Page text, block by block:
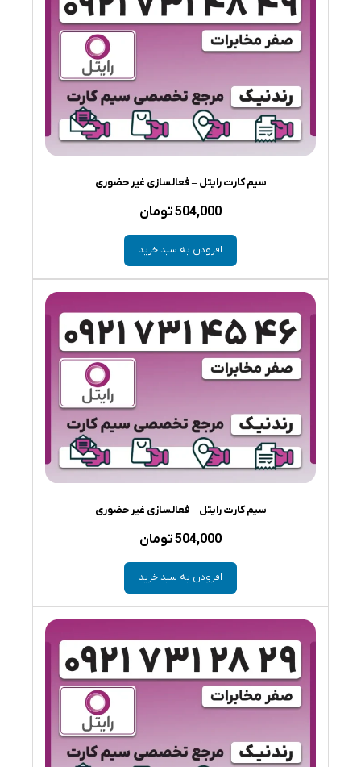
سیم کارت رایتل – فعالسازی غیر حضوری
504,000تومان
افزودن به سبد خرید
سیم کارت رایتل – فعالسازی غیر حضوری
504,000تومان
افزودن به سبد خرید